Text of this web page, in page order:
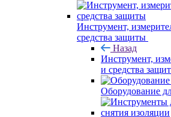
Инструмент,
средства защиты
Назад
Инструмент,
и средства
Оборудование